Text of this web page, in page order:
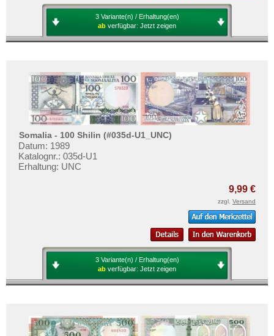
3 Variante(n) / Erhaltung(en)
ab verfügbar: Jetzt zeigen
Somalia - 100 Shilin (#035d-U1_UNC)
Datum: 1989
Katalognr.: 035d-U1
Erhaltung: UNC
9,99 €
zzgl. Versand
3 Variante(n) / Erhaltung(en)
ab verfügbar: Jetzt zeigen